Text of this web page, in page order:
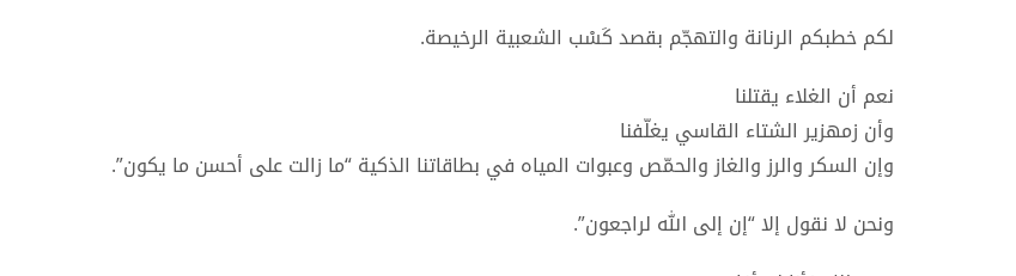
لكم خطبكم الرنانة والتهجّم بقصد كَسْب الشعبية الرخيصة.
نعم أن الغلاء يقتلنا
وأن زمهزير الشتاء القاسي يغلّفنا
وإن السكر والرز والغاز والحمّص وعبوات المياه في بطاقاتنا الذكية “ما زالت على أحسن ما يكون”.
ونحن لا نقول إلا “إن إلى الله لراجعون”.